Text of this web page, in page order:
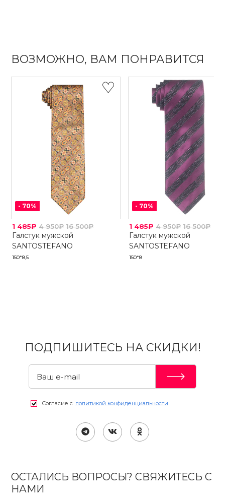
ВОЗМОЖНО, ВАМ ПОНРАВИТСЯ
- 70%
1 485₽ 4 950₽ 16 500₽
Галстук мужской
SANTOSTEFANO
150*8,5
- 70%
1 485₽ 4 950₽ 16 500₽
Галстук мужской
SANTOSTEFANO
150*8
ПОДПИШИТЕСЬ НА СКИДКИ!
Согласие с политикой конфиденциальности
ОСТАЛИСЬ ВОПРОСЫ? СВЯЖИТЕСЬ С
НАМИ